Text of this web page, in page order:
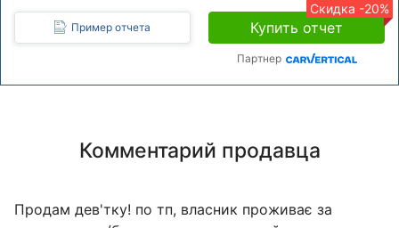
Пример отчета
Скидка -20%
Купить отчет
Партнер
Комментарий продавца
Продам дев'тку! по тп, власник проживає за